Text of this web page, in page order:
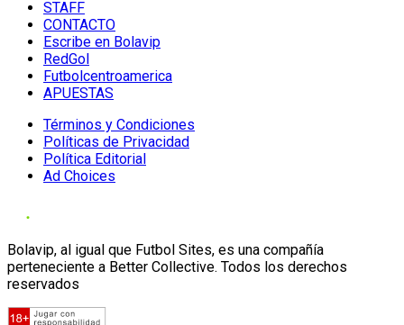
STAFF
CONTACTO
Escribe en Bolavip
RedGol
Futbolcentroamerica
APUESTAS
Términos y Condiciones
Políticas de Privacidad
Política Editorial
Ad Choices
Bolavip, al igual que Futbol Sites, es una compañía
perteneciente a Better Collective. Todos los derechos
reservados